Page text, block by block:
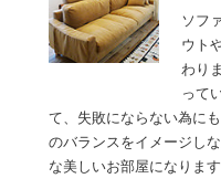
ソフ
ウト
わり
って
て、失敗にならない為に
のバランスをイメージし
な美しいお部屋になりま